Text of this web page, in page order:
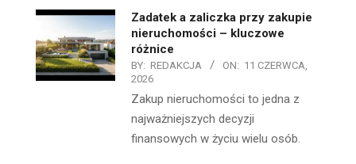
Zadatek a zaliczka przy zakupie
nieruchomości – kluczowe
różnice
BY: REDAKCJA ON: 11 CZERWCA,
2026
Zakup nieruchomości to jedna z
najważniejszych decyzji
finansowych w życiu wielu osób.